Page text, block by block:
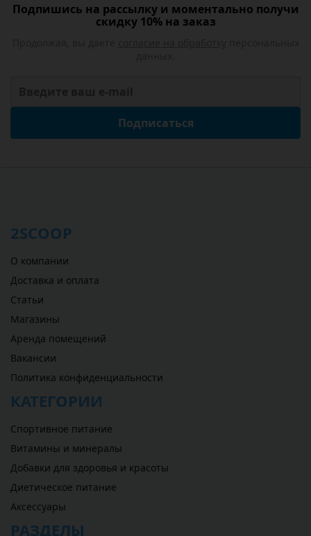
Подпишись на рассылку и моментально получи
скидку 10% на заказ
Подписаться
2SCOOP
О компании
Доставка и оплата
Статьи
Магазины
Аренда помещений
Вакансии
Политика конфиденциальности
КАТЕГОРИИ
Спортивное питание
Витамины и минералы
Добавки для здоровья и красоты
Диетическое питание
Аксессуары
РАЗДЕЛЫ